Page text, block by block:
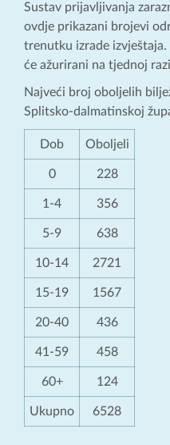
Sustav prijavljivanja
ovdje prikazani brojevi
trenutku izrade
će ažurirani na tjednoj
Najveći broj oboljelih
Splitsko-dalmatinskoj
Dob Oboljeli
0 228
1-4 356
5-9 638
10-14 2721
15-19 1567
20-40 436
41-59 458
60+ 124
Ukupno 6528